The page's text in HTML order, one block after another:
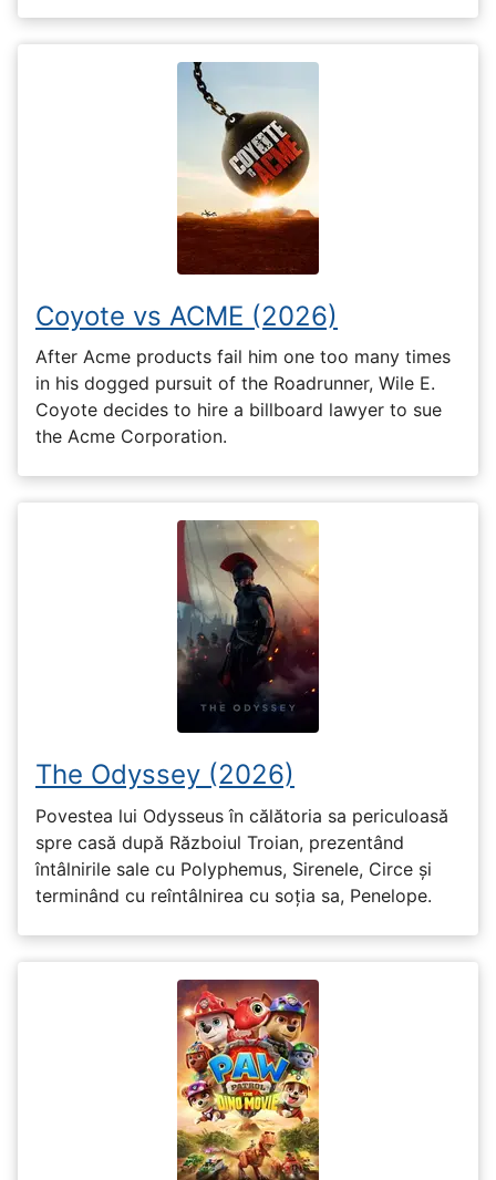
Coyote vs ACME (2026)
After Acme products fail him one too many times
in his dogged pursuit of the Roadrunner, Wile E.
Coyote decides to hire a billboard lawyer to sue
the Acme Corporation.
The Odyssey (2026)
Povestea lui Odysseus în călătoria sa periculoasă
spre casă după Războiul Troian, prezentând
întâlnirile sale cu Polyphemus, Sirenele, Circe și
terminând cu reîntâlnirea cu soția sa, Penelope.